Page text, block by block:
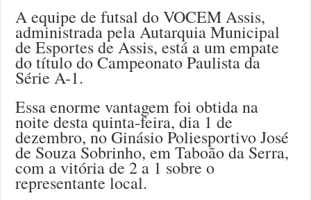
A equipe de futsal do VOCEM Assis,
administrada pela Autarquia Municipal
de Esportes de Assis, está a um empate
do título do Campeonato Paulista da
Série A-1.
Essa enorme vantagem foi obtida na
noite desta quinta-feira, dia 1 de
dezembro, no Ginásio Poliesportivo José
de Souza Sobrinho, em Taboão da Serra,
com a vitória de 2 a 1 sobre o
representante local.